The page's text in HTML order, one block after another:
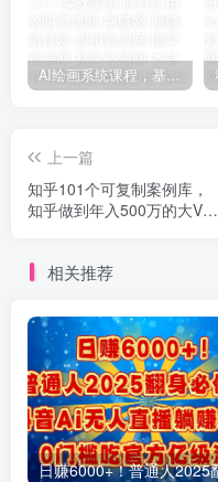
AI绘画系统课程，基础入门-实战案例-商业应用
上一篇
知乎101个可复制案例库，
知乎做到年入500万的大V整
相关推荐